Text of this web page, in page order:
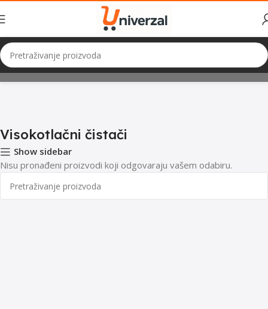
Početna Mali Kućanski Aparati Usisivači Visokotlačni čistači
Visokotlačni čistači
Show sidebar
Nisu pronađeni proizvodi koji odgovaraju vašem odabiru.